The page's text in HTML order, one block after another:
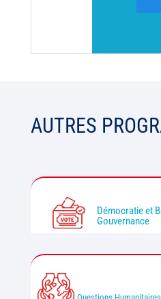
AUTRES
Démocratie et
Gouvernance